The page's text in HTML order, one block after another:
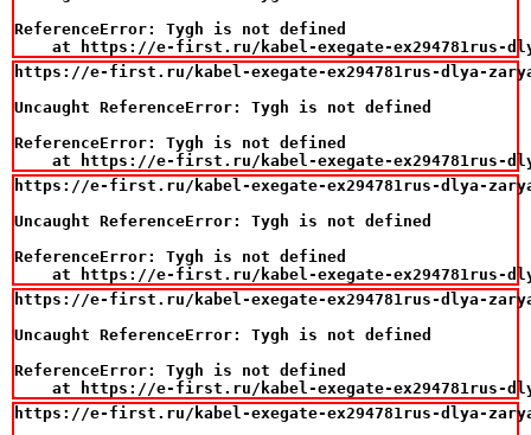
ReferenceError: Tygh is not defined
at https://e-first.ru/kabel-exegate-ex294781rus-
https://e-first.ru/kabel-exegate-ex294781rus-dlya-
Uncaught ReferenceError: Tygh is not defined
ReferenceError: Tygh is not defined
at https://e-first.ru/kabel-exegate-ex294781rus-
https://e-first.ru/kabel-exegate-ex294781rus-dlya-
Uncaught ReferenceError: Tygh is not defined
ReferenceError: Tygh is not defined
at https://e-first.ru/kabel-exegate-ex294781rus-
https://e-first.ru/kabel-exegate-ex294781rus-dlya-
Uncaught ReferenceError: Tygh is not defined
ReferenceError: Tygh is not defined
at https://e-first.ru/kabel-exegate-ex294781rus-
https://e-first.ru/kabel-exegate-ex294781rus-dlya-